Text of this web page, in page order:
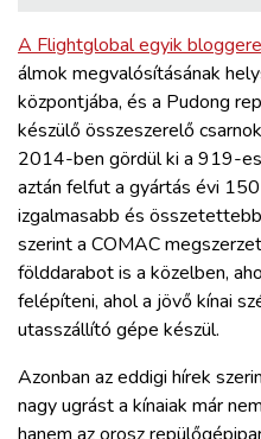
A Flightglobal egyik bloggere
álmok megvalósításának
központjába, és a Pudong
készülő összeszerelő
2014-ben gördül ki a 919-
aztán felfut a gyártás évi
izgalmasabb és
szerint a COMAC
földdarabot is a közelben,
felépíteni, ahol a jövő kínai
utasszállító gépe készül.
Azonban az eddigi hírek
nagy ugrást a kínaiak már